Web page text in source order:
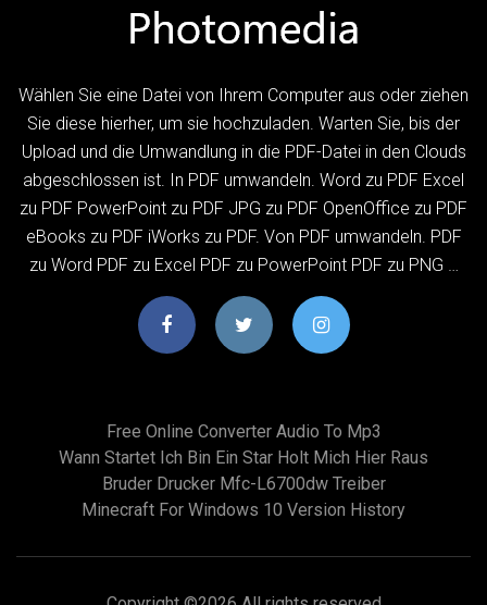
Wählen Sie eine Datei von Ihrem Computer aus oder ziehen
Sie diese hierher, um sie hochzuladen. Warten Sie, bis der
Upload und die Umwandlung in die PDF-Datei in den Clouds
abgeschlossen ist. In PDF umwandeln. Word zu PDF Excel
zu PDF PowerPoint zu PDF JPG zu PDF OpenOffice zu PDF
eBooks zu PDF iWorks zu PDF. Von PDF umwandeln. PDF
zu Word PDF zu Excel PDF zu PowerPoint PDF zu PNG …
Free Online Converter Audio To Mp3
Wann Startet Ich Bin Ein Star Holt Mich Hier Raus
Bruder Drucker Mfc-L6700dw Treiber
Minecraft For Windows 10 Version History